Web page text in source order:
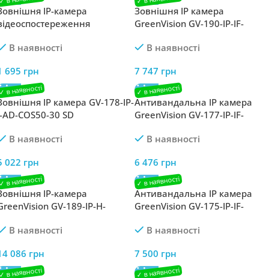
IP-камера
POE
В наявності
695 грн
Зовнішня IP камера
GreenVision GV-190-IP-IF-
В наявності
7 747 грн
IP камера GV-178-IP-
AD-COS50-30 SD
В наявності
022 грн
Антивандальна IP камера
GreenVision GV-177-IP-IF-
В наявності
6 476 грн
IP-камера
GV-189-IP-H-
В наявності
086 грн
Антивандальна IP камера
GreenVision GV-175-IP-IF-
В наявності
7 500 грн